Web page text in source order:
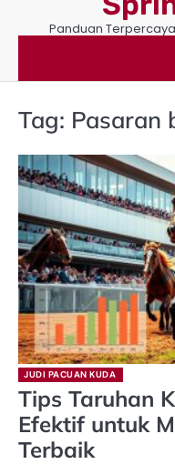
Panduan
Tag: Pasaran
JUDI PACUAN KUDA
Tips Taruhan
Efektif untuk
Terbaik